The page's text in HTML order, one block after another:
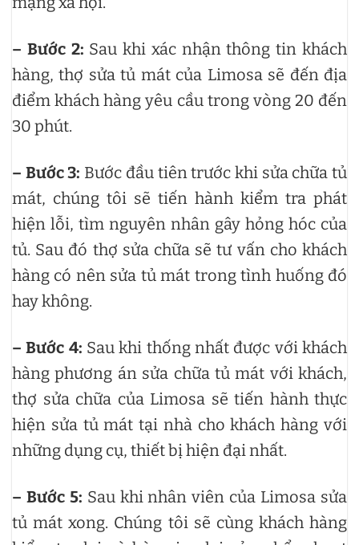
– Bước 2: Sau khi xác nhận thông tin khách
hàng, thợ sửa tủ mát của Limosa sẽ đến địa
điểm khách hàng yêu cầu trong vòng 20 đến
30 phút.
– Bước 3: Bước đầu tiên trước khi sửa chữa tủ
mát, chúng tôi sẽ tiến hành kiểm tra phát
hiện lỗi, tìm nguyên nhân gây hỏng hóc của
tủ. Sau đó thợ sửa chữa sẽ tư vấn cho khách
hàng có nên sửa tủ mát trong tình huống đó
hay không.
– Bước 4: Sau khi thống nhất được với khách
hàng phương án sửa chữa tủ mát với khách,
thợ sửa chữa của Limosa sẽ tiến hành thực
hiện sửa tủ mát tại nhà cho khách hàng với
những dụng cụ, thiết bị hiện đại nhất.
– Bước 5: Sau khi nhân viên của Limosa sửa
tủ mát xong. Chúng tôi sẽ cùng khách hàng